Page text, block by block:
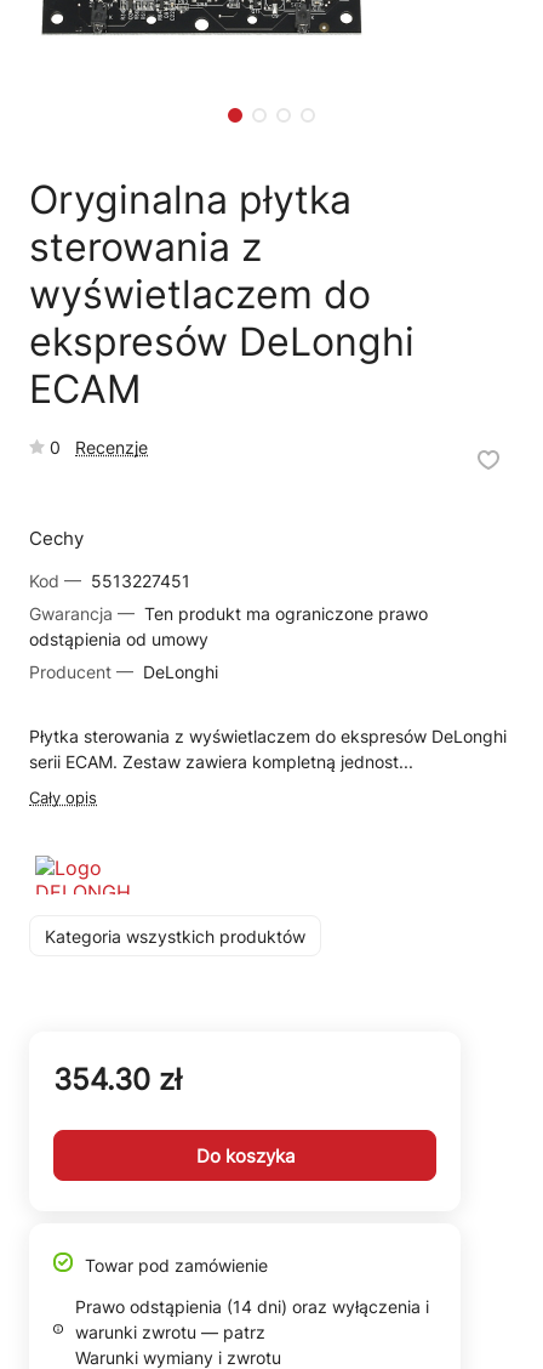
Oryginalna płytka
sterowania z
wyświetlaczem do
ekspresów DeLonghi
ECAM
0 Recenzje
Cechy
Kod — 5513227451
Gwarancja — Ten produkt ma ograniczone prawo
odstąpienia od umowy
Producent — DeLonghi
Płytka sterowania z wyświetlaczem do ekspresów DeLonghi
serii ECAM. Zestaw zawiera kompletną jednost...
Cały opis
Kategoria wszystkich produktów
354.30 zł
Do koszyka
Towar pod zamówienie
Prawo odstąpienia (14 dni) oraz wyłączenia i
warunki zwrotu — patrz
Warunki wymiany i zwrotu